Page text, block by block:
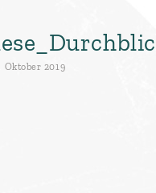
Oktober 2019